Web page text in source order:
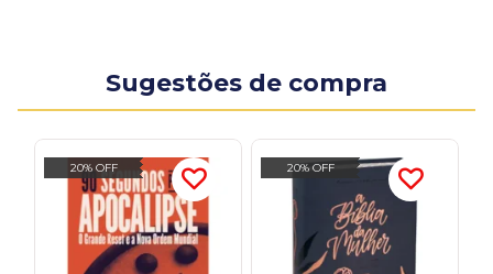
Sugestões de compra
20% OFF 20% OFF